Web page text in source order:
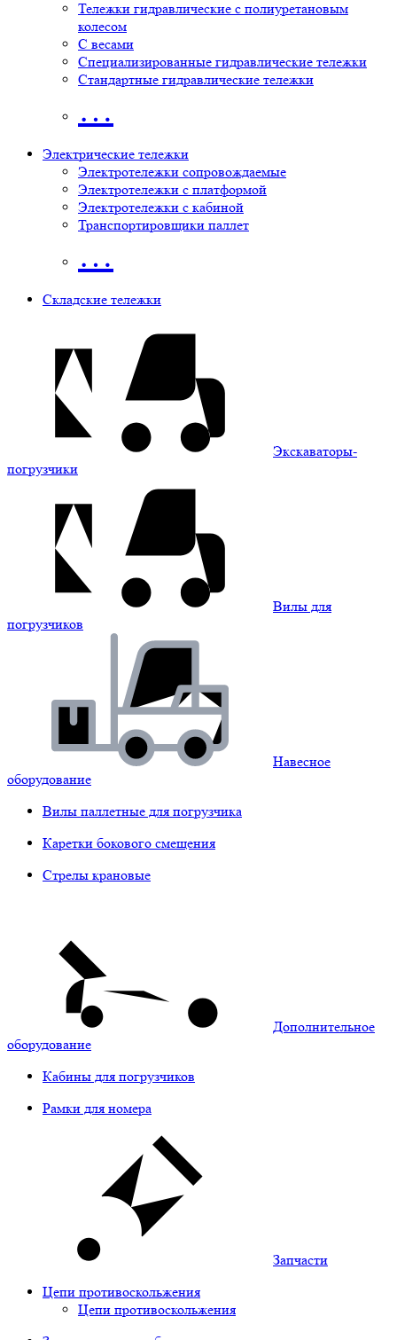
Тележки гидравлические с полиуретановым
колесом
С весами
Специализированные гидравлические тележки
Стандартные гидравлические тележки
…
Электрические тележки
Электротележки сопровождаемые
Электротележки с платформой
Электротележки с кабиной
Транспортировщики паллет
…
Складские тележки
Экскаваторы-
погрузчики
Вилы для
погрузчиков
Навесное
оборудование
Вилы паллетные для погрузчика
Каретки бокового смещения
Стрелы крановые
Дополнительное
оборудование
Кабины для погрузчиков
Рамки для номера
Запчасти
Цепи противоскольжения
Цепи противоскольжения